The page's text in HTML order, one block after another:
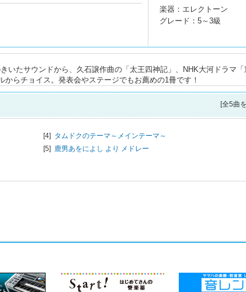
楽器：エレクトーン
グレード：5～3級
いたサウンドから、久石譲作曲の「太王四神記」、NHK大河ドラマ「
らチョイス。発表会やステージでもお薦めの1冊です！
[全5曲
[4] タムドクのテーマ～メインテーマ～
[5] 鹿男あをによし より メドレー